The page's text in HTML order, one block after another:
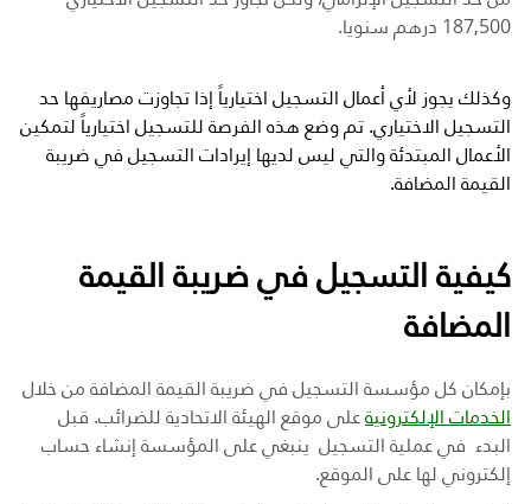
187,500 درهم سنويا.
وكذلك يجوز لأي أعمال التسجيل اختيارياً إذا تجاوزت مصاريفها حد
التسجيل الاختياري. تم وضع هذه الفرصة للتسجيل اختيارياً لتمكين
الأعمال المبتدئة والتي ليس لديها إيرادات التسجيل في ضريبة
القيمة المضافة.
كيفية التسجيل في ضريبة القيمة
المضافة
بإمكان كل مؤسسة التسجيل في ضريبة القيمة المضافة من خلال
الخدمات الإلكترونيةعلى موقع الهيئة الاتحادية للضرائب. قبل
البدء في عملية التسجيل ينبغي على المؤسسة إنشاء حساب
إلكتروني لها على الموقع.